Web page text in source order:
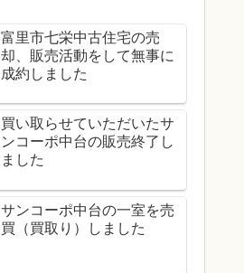
富里市七栄中古住宅の売
却、販売活動をして無事に
成約しました
買い取らせていただいたサ
ンコーポ中台の販売終了し
ました
サンコーポ中台の一室を売
買（買取り）しました